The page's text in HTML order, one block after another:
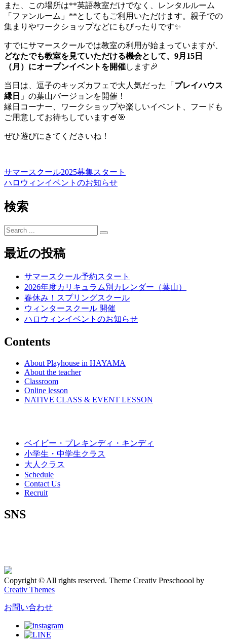
また、この場所は**英語教室だけでなく、レンタルルーム
「ファンルーム」**としてもご利用いただけます。親子での
集まりやワークショップなどにもぴったりです✨
すでにサマースクールでは教室の利用が始まっていますが、
どなたでも教室を見ていただける機会として、9月15日
（月）にオープンイベントを開催します🎉
当日は、逗子のキッズカフェで大人気だった「 プレイハウス
縁日 」の葉山バージョンを開催！
縁日コーナー、ワークショップや楽しいイベント、フードも
ご用意してお待ちしています🍧🎯
ぜひ遊びにきてくださいね！
投
稿
ナ
ビ
ゲ
ー
サマースクール2025募集スタート
ハロウィンイベントのお知らせ
検索
Search
for:
最近の投稿
サマースクール予約スタート
2026年度カリキュラム別カレンダー（葉山）
春休み！スプリングスクール
ウィンタースクール 開催
ハロウィンイベントのお知らせ
Contents
About Playhouse in HAYAMA
About the teacher
Classroom
Online lesson
NATIVE CLASS & EVENT LESSON
ベイビー・プレキンディ・キンディ
小学生・中学生クラス
大人クラス
Schedule
Contact Us
Recruit
SNS
Copyright © All rights reserved. Theme Creativ Preschoool by
Creativ Themes
お問い合わせ